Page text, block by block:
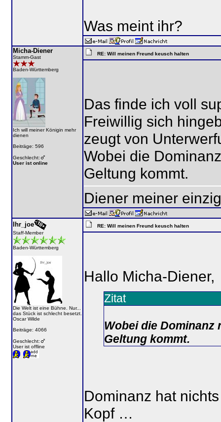
Was meint ihr?
Micha-Diener
Stamm-Gast
Baden-Württemberg
Ich will meiner Königin mehr
dienen
Beiträge: 596
Geschlecht:
User ist online
RE: Will meinen Freund keusch halten
Das finde ich voll
Freiwillig sich
zeugt von
Wobei die
Geltung kommt.
Diener meiner
Ihr_joe
Staff-Member
Baden-Württemberg
Die Welt ist eine Bühne. Nur...
das Stück ist schlecht besetzt.
Oscar Wilde
Beiträge: 4066
Geschlecht:
User ist offline
RE: Will meinen Freund keusch halten
Hallo Micha-Diener,
Zitat
Wobei die
Geltung kommt.
Dominanz hat
Kopf …